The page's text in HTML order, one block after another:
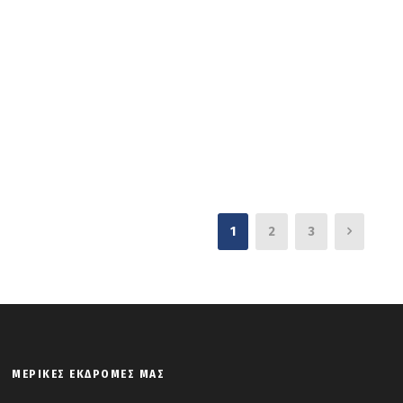
1 2 3
ΜΕΡΙΚΈΣ ΕΚΔΡΟΜΈΣ ΜΑΣ